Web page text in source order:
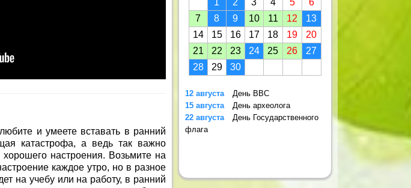
и умеете вставать в ранний
катастрофа, а ведь так важно
настроения. Возьмите на
каждое утро, но в разное
на учебу или на работу, в ранний
1
2 3 4 5
6
7
8 9 10 11 12
13
14
15 16 17 18 19
20
21
22 23 24 25 26
27
28
29 30
12 августа
День ВВС
15 августа
День археолога
22 августа
День Государственного
флага